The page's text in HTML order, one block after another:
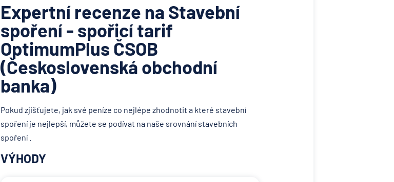
Expertní recenze na Stavební
spoření - spořicí tarif
OptimumPlus ČSOB
(Československá obchodní
banka)
Pokud zjišťujete, jak své peníze co nejlépe zhodnotit a které stavební
spoření je nejlepší, můžete se podívat na naše srovnání stavebních
spoření .
VÝHODY